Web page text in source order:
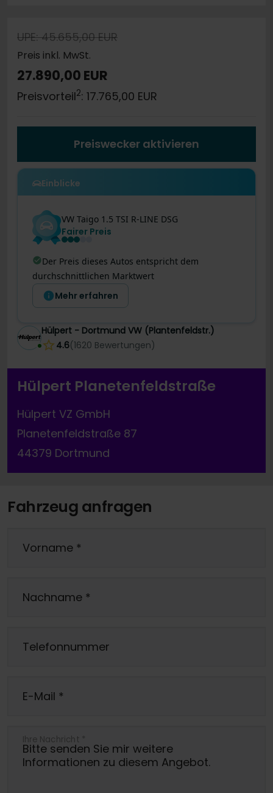
UPE: 45.655,00 EUR
Preis inkl. MwSt.
27.890,00 EUR
Preisvorteil2: 17.765,00 EUR
Preiswecker aktivieren
Einblicke
VW Taigo 1.5 TSI R-LINE DSG
Fairer Preis
Der Preis dieses Autos entspricht dem
durchschnittlichen Marktwert
Mehr erfahren
Hülpert - Dortmund VW (Plantenfeldstr.)
4.6(1620 Bewertungen)
Hülpert Planetenfeldstraße
Hülpert VZ GmbH
Planetenfeldstraße 87
44379 Dortmund
Fahrzeug anfragen
Vorname *
Nachname *
Telefonnummer
E-Mail *
Ihre Nachricht *